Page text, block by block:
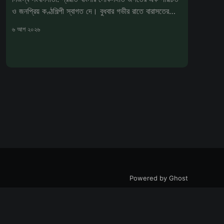
ও জনপ্রিয় কণ্ঠশিল্পী স্বাগত দে। বুধবার গভীর রাতে বারাসতের
৬ আগ ২০২৬
Powered by Ghost